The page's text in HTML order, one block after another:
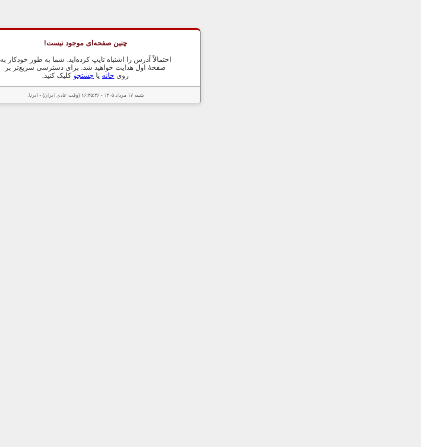
چنین صفحه‌ای موجود نیست!
احتمالاً آدرس را اشتباه تایپ کرده‌اید. شما به طور خودکار به
صفحهٔ اول هدایت خواهید شد. برای دسترسی سریع‌تر بر
روی خانه یا جستجو کلیک کنید.
شنبه ۱۷ مرداد ۱۴۰۵ - ۱۶:۳۵:۳۶ (وقت عادی ایران) - ایرنا.